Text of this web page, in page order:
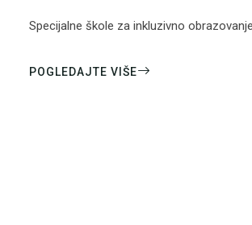
Specijalne škole za inkluzivno
POGLEDAJTE VIŠE